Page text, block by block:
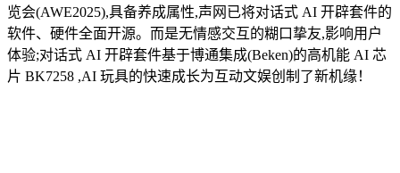
览会(AWE2025),具备养成属性,声网已将对话式 AI 开辟套件的
软件、硬件全面开源。而是无情感交互的糊口挚友,影响用户
体验;对话式 AI 开辟套件基于博通集成(Beken)的高机能 AI 芯
片 BK7258 ,AI 玩具的快速成长为互动文娱创制了新机缘！